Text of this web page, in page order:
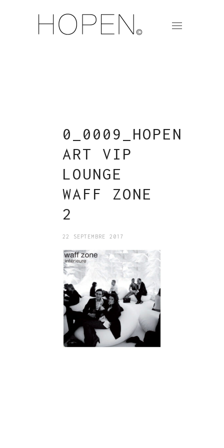
0_0009_HOPEN
ART VIP
LOUNGE
WAFF ZONE
2
22 SEPTEMBRE 2017